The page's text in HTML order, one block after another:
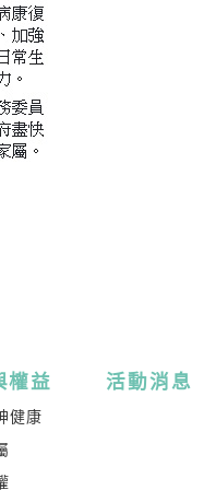
權益
健康
活動消息